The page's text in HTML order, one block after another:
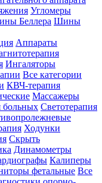
Угломеры
Беллера Шины
Аппараты
Ингаляторы
Все категории
КВЧ-терапия
Массажеры
больных Светотерапия
Ходунки
Скрыть
Динамометры
Калиперы
фетальные Все